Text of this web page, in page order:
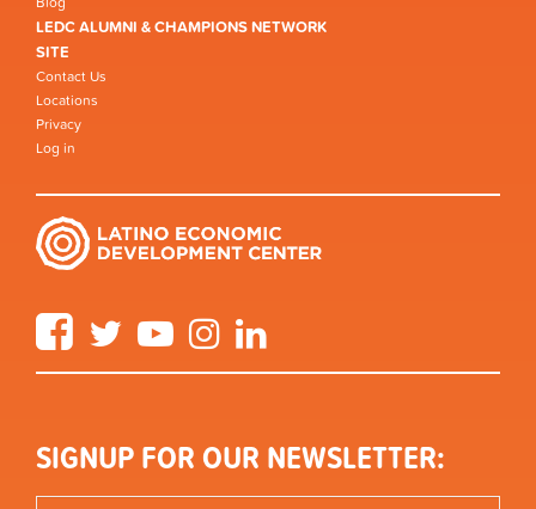
LEDC ALUMNI & CHAMPIONS NETWORK
SITE
Contact Us
Locations
Privacy
Log in
FacebookTwitter YouTube Instagram
SIGNUP FOR OUR NEWSLETTER: